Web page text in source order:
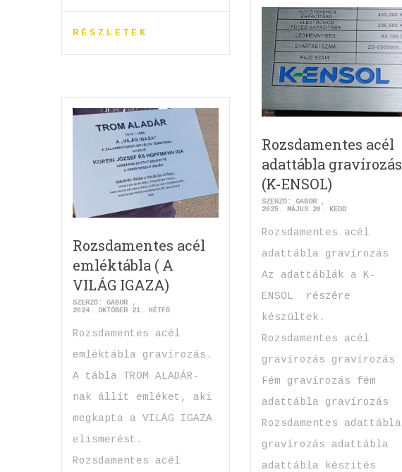
RÉSZLETEK
Rozsdamentes acél
adattábla gravírozás
(K-ENSOL)
SZERZŐ: GABOR
2025. MÁJUS 20. KEDD
Rozsdamentes acél
adattábla gravírozás
Az adattáblák a K-
ENSOL részére
készültek.
Rozsdamentes acél
gravírozás gravírozás
Fém gravírozás fém
adattábla gravírozás
Rozsdamentes adattábla
gravírozás adattábla
adattábla készítés
Rozsdamentes acél
emléktábla ( A
VILÁG IGAZA)
SZERZŐ: GABOR
2024. OKTÓBER 21. HÉTFŐ
Rozsdamentes acél
emléktábla gravírozás.
A tábla TROM ALADÁR-
nak állít emléket, aki
megkapta a VILÁG IGAZA
elismerést.
Rozsdamentes acél